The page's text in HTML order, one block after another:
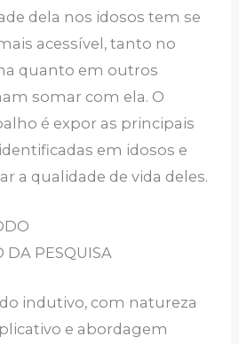
dela nos idosos tem se
acessível, tanto no
quanto em outros
somar com ela. O
é expor as principais
em idosos e
a qualidade de vida deles.
DA PESQUISA
indutivo, com natureza
e abordagem